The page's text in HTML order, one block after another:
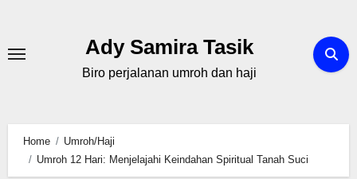
content
Ady Samira Tasik
Biro perjalanan umroh dan haji
Home
Umroh/Haji
Umroh 12 Hari: Menjelajahi Keindahan Spiritual Tanah Suci